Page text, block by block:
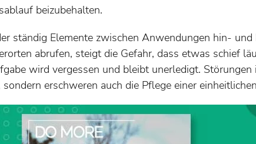
beizubehalten.
ständig Elemente zwischen Anwendungen hin-
abrufen, steigt die Gefahr, dass etwas schief
wird vergessen und bleibt unerledigt.
erschweren auch die Pflege einer